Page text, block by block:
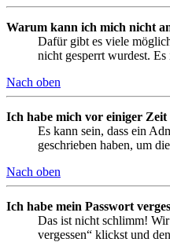
Warum kann ich mich nicht
Dafür gibt es viele
nicht gesperrt wurdest.
Nach oben
Ich habe mich vor einiger
Es kann sein, dass ein
geschrieben haben, um
Nach oben
Ich habe mein Passwort
Das ist nicht schlimm!
vergessen“ klickst und